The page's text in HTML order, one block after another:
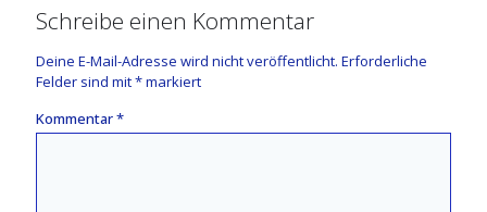
Schreibe einen Kommentar
Deine E-Mail-Adresse wird nicht veröffentlicht. Erforderliche
Felder sind mit*markiert
Kommentar*